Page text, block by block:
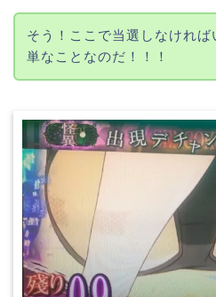
そう！ここで当選しなければ
単なことなのだ！！！